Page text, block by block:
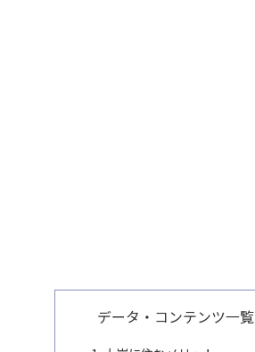
データ・コンテンツ一覧